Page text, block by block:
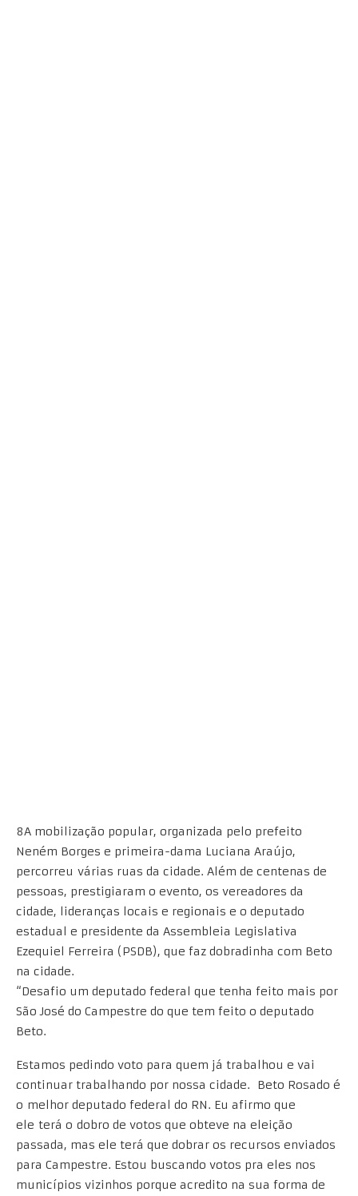
8A mobilização popular, organizada pelo prefeito
Neném Borges e primeira-dama Luciana Araújo,
percorreu várias ruas da cidade. Além de centenas de
pessoas, prestigiaram o evento, os vereadores da
cidade, lideranças locais e regionais e o deputado
estadual e presidente da Assembleia Legislativa
Ezequiel Ferreira (PSDB), que faz dobradinha com Beto
na cidade.
“Desafio um deputado federal que tenha feito mais por
São José do Campestre do que tem feito o deputado
Beto.
Estamos pedindo voto para quem já trabalhou e vai
continuar trabalhando por nossa cidade. Beto Rosado é
o melhor deputado federal do RN. Eu afirmo que
ele terá o dobro de votos que obteve na eleição
passada, mas ele terá que dobrar os recursos enviados
para Campestre. Estou buscando votos pra eles nos
municípios vizinhos porque acredito na sua forma de